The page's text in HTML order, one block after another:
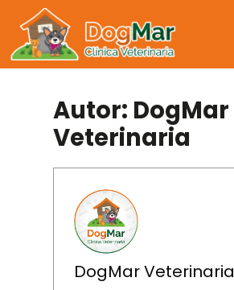
Autor: DogMar
Veterinaria
DogMar Veterinaria